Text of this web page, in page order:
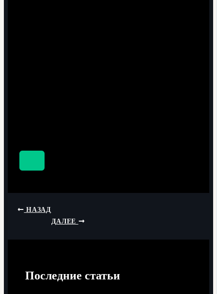
НАЗАД
ДАЛЕЕ
Последние статьи